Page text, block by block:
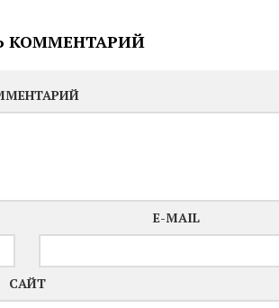
КОММЕНТАРИЙ
E-MAIL
САЙТ